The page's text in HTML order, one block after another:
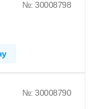
№: 30008798
№: 30008790